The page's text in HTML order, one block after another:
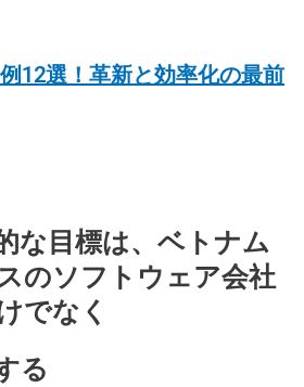
12選！革新と効率化の最前
な目標は、ベトナム
のソフトウェア会社
でなく
る